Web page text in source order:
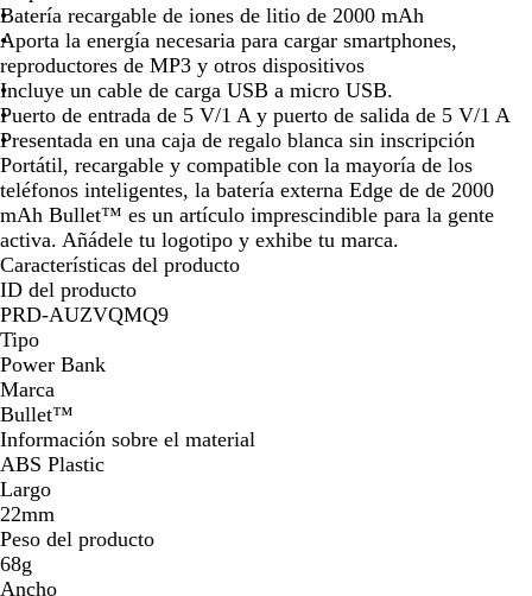
la
imagen
la
imagen
la
imagen
la
imagen
la
imagen
a
n
c
o
/
N
e
g
r
o
s
ó
l
i
d
o
r
d
e
l
i
m
a
/
N
e
g
r
o
s
ó
l
i
d
o
Batería recargable de iones de litio de 2000 mAh
Aporta la energía necesaria para cargar smartphones,
reproductores de MP3 y otros dispositivos
Incluye un cable de carga USB a micro USB.
Puerto de entrada de 5 V/1 A y puerto de salida de 5 V/1 A
Presentada en una caja de regalo blanca sin inscripción
Portátil, recargable y compatible con la mayoría de los
teléfonos inteligentes, la batería externa Edge de de 2000
mAh Bullet™ es un artículo imprescindible para la gente
activa. Añádele tu logotipo y exhibe tu marca.
Características del producto
ID del producto
PRD-AUZVQMQ9
Tipo
Power Bank
Marca
Bullet™
Información sobre el material
ABS Plastic
Largo
22mm
Peso del producto
68g
Ancho